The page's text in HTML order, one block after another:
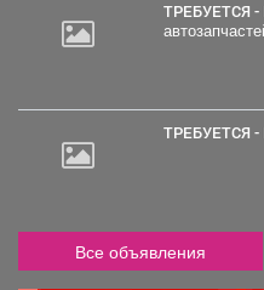
ТРЕБУЕТСЯ
Все объявления